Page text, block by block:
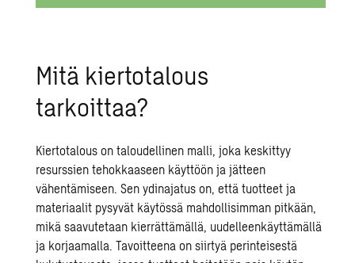
Mitä kiertotalous
tarkoittaa?
Kiertotalous on taloudellinen malli, joka keskittyy
resurssien tehokkaaseen käyttöön ja jätteen
vähentämiseen. Sen ydinajatus on, että tuotteet ja
materiaalit pysyvät käytössä mahdollisimman pitkään,
mikä saavutetaan kierrättämällä, uudelleenkäyttämällä
ja korjaamalla. Tavoitteena on siirtyä perinteisestä